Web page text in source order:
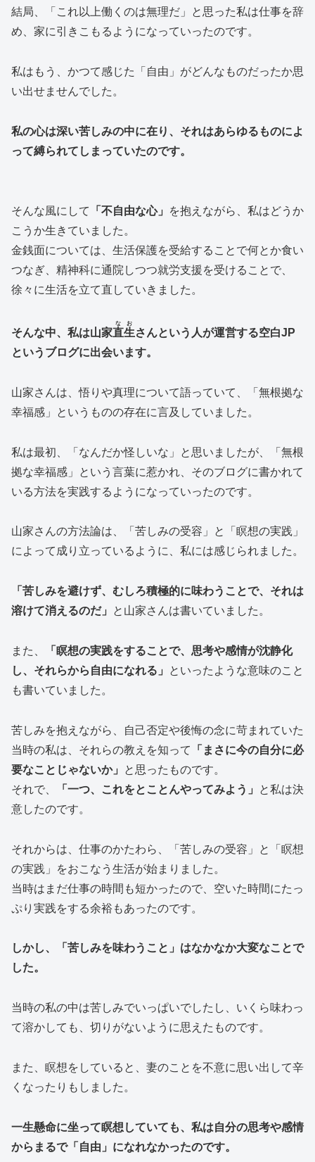
結局、「これ以上働くのは無理だ」と思った私は仕事を辞
め、家に引きこもるようになっていったのです。
私はもう、かつて感じた「自由」がどんなものだったか思
い出せませんでした。
私の心は深い苦しみの中に在り、それはあらゆるものによ
って縛られてしまっていたのです。
そんな風にして 「不自由な心」
を抱えながら、私はどうか
こうか生きていました。
金銭面については、生活保護を受給することで何とか食い
つなぎ、精神科に通院しつつ就労支援を受けることで、
徐々に生活を立て直していきました。
そんな中、私は山家直生
なお
さんという人が運営する空白JP
というブログに出会います。
山家さんは、悟りや真理について語っていて、「無根拠な
幸福感」というものの存在に言及していました。
私は最初、「なんだか怪しいな」と思いましたが、「無根
拠な幸福感」という言葉に惹かれ、そのブログに書かれて
いる方法を実践するようになっていったのです。
山家さんの方法論は、「苦しみの受容」と「瞑想の実践」
によって成り立っているように、私には感じられました。
「苦しみを避けず、むしろ積極的に味わうことで、それは
溶けて消えるのだ」
と山家さんは書いていました。
また、
「瞑想の実践をすることで、思考や感情が沈静化
し、それらから自由になれる」
といったような意味のこと
も書いていました。
苦しみを抱えながら、自己否定や後悔の念に苛まれていた
当時の私は、それらの教えを知って
「まさに今の自分に必
要なことじゃないか」
と思ったものです。
それで、
「一つ、これをとことんやってみよう」
と私は決
意したのです。
それからは、仕事のかたわら、「苦しみの受容」と「瞑想
の実践」をおこなう生活が始まりました。
当時はまだ仕事の時間も短かったので、空いた時間にたっ
ぷり実践をする余裕もあったのです。
しかし、「苦しみを味わうこと」はなかなか大変なことで
した。
当時の私の中は苦しみでいっぱいでしたし、いくら味わっ
て溶かしても、切りがないように思えたものです。
また、瞑想をしていると、妻のことを不意に思い出して辛
くなったりもしました。
一生懸命に坐って瞑想していても、私は自分の思考や感情
からまるで「自由」になれなかったのです。